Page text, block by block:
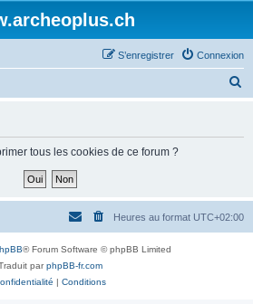
Connexion
S’enregistrer
h
tous les cookies de ce forum ?
Heures au format UTC+02:00
® Forum Software © phpBB Limited
parphpBB-fr.com
| Conditions